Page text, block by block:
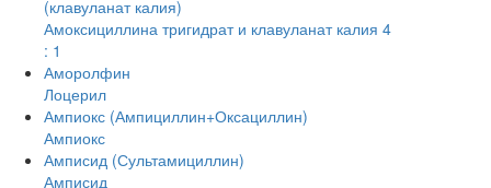
(клавуланат калия)
Амоксициллина тригидрат и клавуланат калия 4
: 1
Аморолфин
Лоцерил
Ампиокс (Ампициллин+Оксациллин)
Ампиокс
Амписид (Сультамициллин)
Амписид